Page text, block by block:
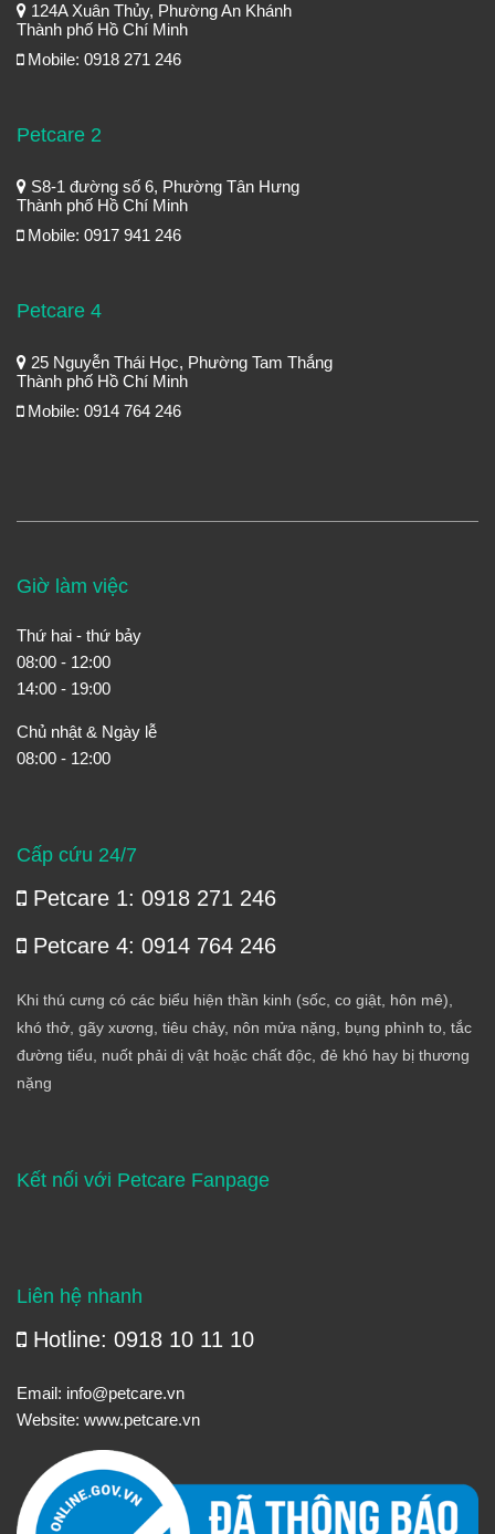
124A Xuân Thủy, Phường An Khánh
Thành phố Hồ Chí Minh
Mobile: 0918 271 246
Petcare 2
S8-1 đường số 6, Phường Tân Hưng
Thành phố Hồ Chí Minh
Mobile: 0917 941 246
Petcare 4
25 Nguyễn Thái Học, Phường Tam Thắng
Thành phố Hồ Chí Minh
Mobile: 0914 764 246
Giờ làm việc
Thứ hai - thứ bảy
08:00 - 12:00
14:00 - 19:00
Chủ nhật & Ngày lễ
08:00 - 12:00
Cấp cứu 24/7
Petcare 1: 0918 271 246
Petcare 4: 0914 764 246
Khi thú cưng có các biểu hiện thần kinh (sốc, co giật, hôn mê),
khó thở, gãy xương, tiêu chảy, nôn mửa nặng, bụng phình to, tắc
đường tiểu, nuốt phải dị vật hoặc chất độc, đẻ khó hay bị thương
nặng
Kết nối với Petcare Fanpage
Liên hệ nhanh
Hotline: 0918 10 11 10
Email: info@petcare.vn
Website: www.petcare.vn